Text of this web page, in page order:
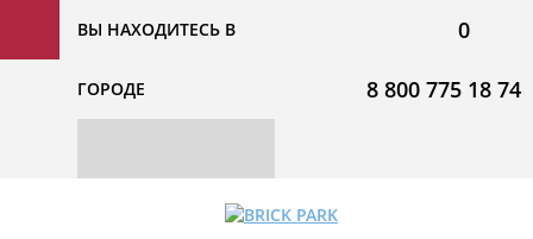
ВЫ НАХОДИТЕСЬ В
ГОРОДЕ
0
8 800 775 18 74